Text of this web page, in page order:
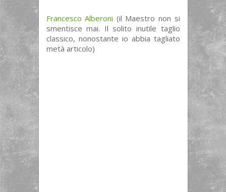
Francesco Alberoni (il Maestro non si
smentisce mai. Il solito inutile taglio
classico, nonostante io abbia tagliato
metà articolo)